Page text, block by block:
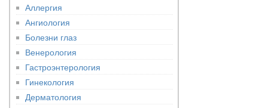
Аллергия
Ангиология
Болезни глаз
Венерология
Гастроэнтерология
Гинекология
Дерматология